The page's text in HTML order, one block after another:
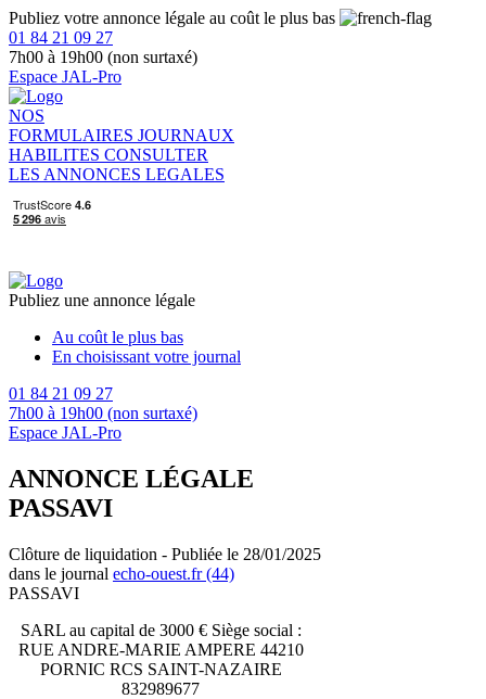
Publiez votre annonce légale au coût le plus bas
01 84 21 09 27
7h00 à 19h00 (non surtaxé)
Espace JAL-Pro
NOS
FORMULAIRES JOURNAUX
HABILITES CONSULTER
LES ANNONCES LEGALES
Publiez une annonce légale
Au coût le plus bas
En choisissant votre journal
01 84 21 09 27
7h00 à 19h00 (non surtaxé)
Espace JAL-Pro
ANNONCE LÉGALE
PASSAVI
Clôture de liquidation - Publiée le 28/01/2025
dans le journal echo-ouest.fr (44)
PASSAVI
SARL au capital de 3000 € Siège social :
RUE ANDRE-MARIE AMPERE 44210
PORNIC RCS SAINT-NAZAIRE
832989677